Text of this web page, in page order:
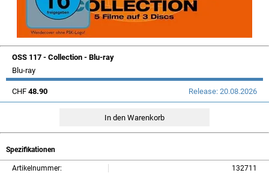
OSS 117 - Collection - Blu-ray
Blu-ray
CHF 48.90 Release: 20.08.2026
Spezifikationen
Artikelnummer:
132711